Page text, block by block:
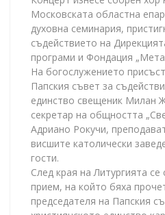
Московската областна
духовна семинария,
съдействието на
програми и Фондация
На богослужението
Папския съвет за
единство свещеник Милан
секретар на общността
Адриано Рокучи,
висшите католически
гости.
След края на Литургията се
прием, на който бяха
председателя на Папския